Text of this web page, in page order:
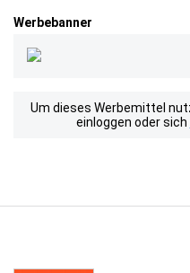
Werbebanner
Um dieses Werbemittel
einloggen oder sich